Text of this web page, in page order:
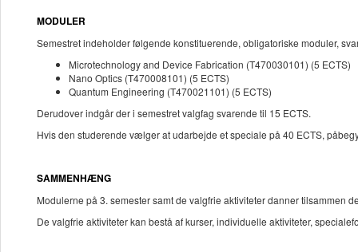
MODULER
Semestret indeholder følgende konstituerende, obligatoriske moduler,
Microtechnology and Device Fabrication (T470030101) (5 ECTS)
Nano Optics (T470008101) (5 ECTS)
Quantum Engineering (T470021101) (5 ECTS)
Derudover indgår der i semestret valgfag svarende til 15 ECTS.
Hvis den studerende vælger at udarbejde et speciale på 40 ECTS,
SAMMENHÆNG
Modulerne på 3. semester samt de valgfrie aktiviteter danner tilsammen
De valgfrie aktiviteter kan bestå af kurser, individuelle aktiviteter,